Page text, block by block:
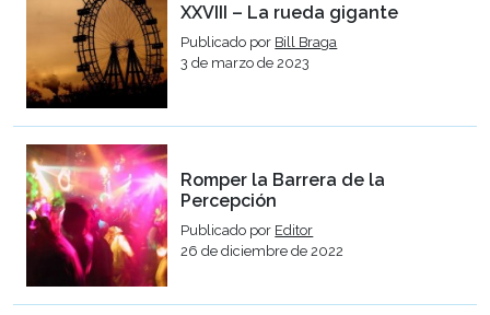
XXVIII – La rueda gigante
Publicado por Bill Braga
3 de marzo de 2023
Romper la Barrera de la
Percepción
Publicado por Editor
26 de diciembre de 2022